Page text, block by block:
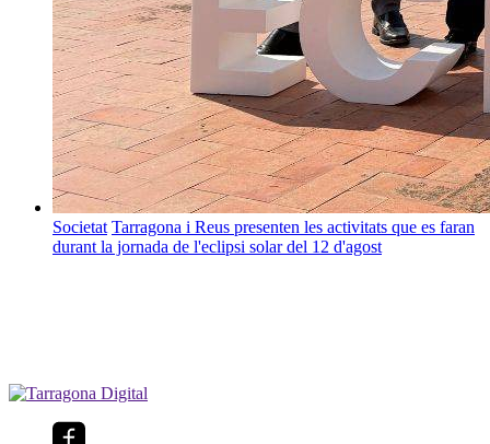
Societat Tarragona i Reus presenten les activitats que es faran
durant la jornada de l'eclipsi solar del 12 d'agost